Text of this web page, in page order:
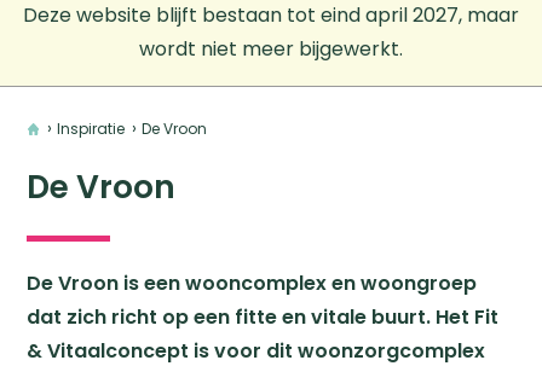
Deze website blijft bestaan tot eind april 2027, maar
wordt niet meer bijgewerkt.
Home
Inspiratie De Vroon
De Vroon
De Vroon is een wooncomplex en woongroep
dat zich richt op een fitte en vitale buurt. Het Fit
& Vitaalconcept is voor dit woonzorgcomplex